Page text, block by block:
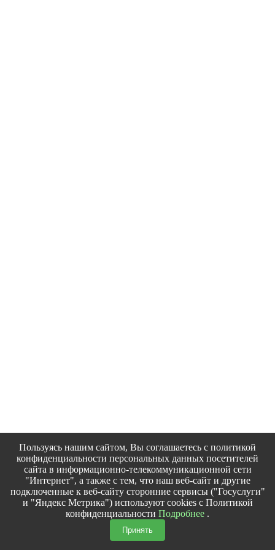
Пользуясь нашим сайтом, Вы соглашаетесь с политикой
конфиденциальности персональных данных посетителей
сайта в информационно-телекоммуникационной сети
"Интернет", а также с тем, что наш веб-сайт и другие
подключенные к веб-сайту сторонние сервисы ("Госуслуги"
и "Яндекс Метрика") используют cookies с Политикой
конфиденциальности Подробнее .
Принять